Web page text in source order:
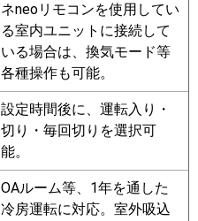
ネneoリモコンを使用してい
る室内ユニットに接続して
いる場合は、換気モード等
各種操作も可能。
設定時間後に、運転入り・
切り・毎回切りを選択可
能。
OAルーム等、1年を通した
冷房運転に対応。室外吸込